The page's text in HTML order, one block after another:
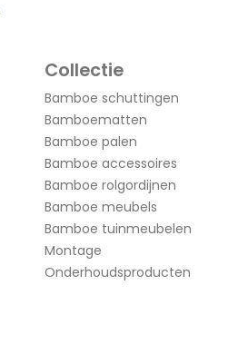
Collectie
Bamboe schuttingen
Bamboematten
Bamboe palen
Bamboe accessoires
Bamboe rolgordijnen
Bamboe meubels
Bamboe tuinmeubelen
Montage
Onderhoudsproducten